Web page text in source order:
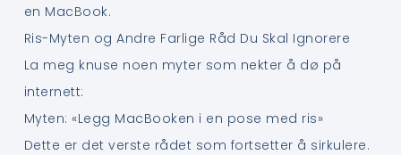
en MacBook.
Ris-Myten og Andre Farlige Råd Du Skal Ignorere
La meg knuse noen myter som nekter å dø på
internett:
Myten: «Legg MacBooken i en pose med ris»
Dette er det verste rådet som fortsetter å sirkulere.